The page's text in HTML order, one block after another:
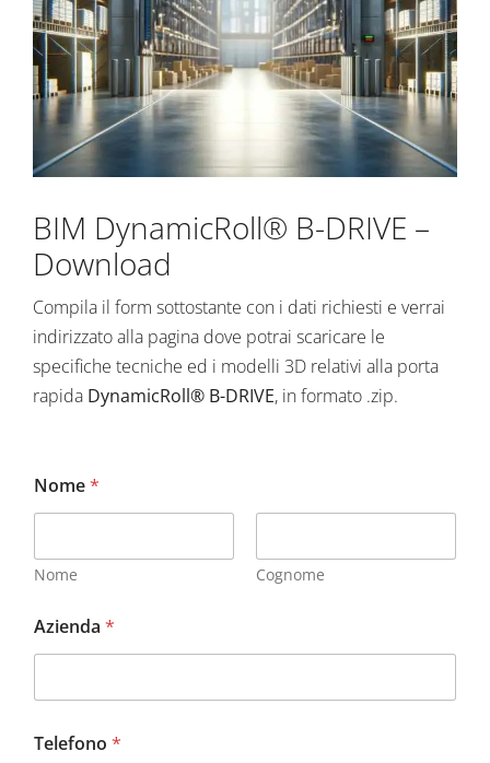
BIM DynamicRoll® B-DRIVE –
Download
Compila il form sottostante con i dati richiesti e verrai
indirizzato alla pagina dove potrai scaricare le
specifiche tecniche ed i modelli 3D relativi alla porta
rapida DynamicRoll® B-DRIVE, in formato .zip.
Nome*
Nome Cognome
Azienda *
Telefono *